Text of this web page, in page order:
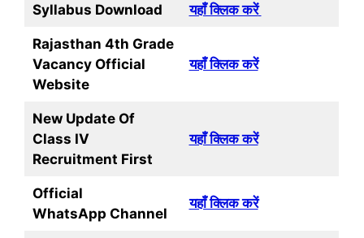
Syllabus Download यहाँ क्लिक करें
Rajasthan 4th Grade
VacancyOfficial
Website
यहाँ क्लिक करें
New Update Of
Class IV
Recruitment First
यहाँ क्लिक करें
Official
WhatsApp Channel
यहाँ क्लिक करें